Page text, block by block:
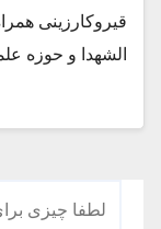
الشهدا و حوزه
جستجو